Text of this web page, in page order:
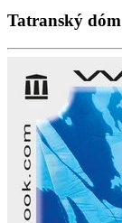
Tatranský dóm